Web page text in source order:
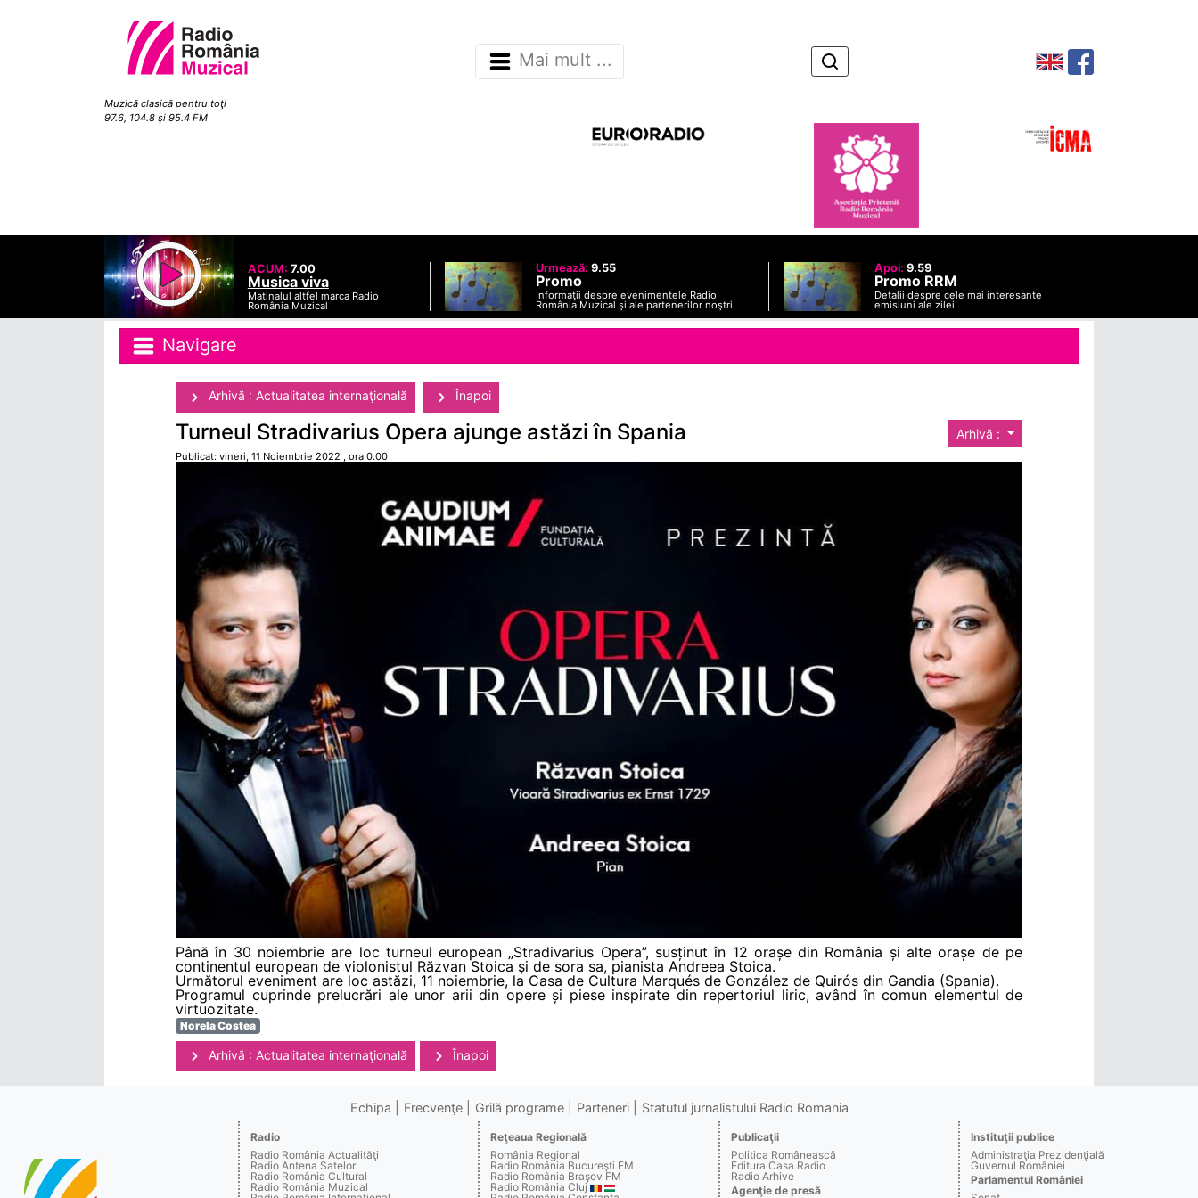
Muzică clasică pentru toţi
97.6, 104.8 şi 95.4 FM
Mai mult ...
ACUM: 7.00
Musica viva
Matinalul altfel marca Radio
România Muzical
Urmează: 9.55
Promo
Informaţii despre evenimentele Radio
România Muzical şi ale partenerilor noştri
Apoi: 9.59
Promo RRM
Detalii despre cele mai interesante
emisiuni ale zilei
Navigare
Arhivă : Actualitatea internaţională Înapoi
Arhivă :
Turneul Stradivarius Opera ajunge astăzi în Spania
Publicat: vineri, 11 Noiembrie 2022 , ora 0.00
Până în 30 noiembrie are loc turneul european „Stradivarius Opera”, susținut în 12 orașe din România și alte orașe de pe
continentul european de violonistul Răzvan Stoica și de sora sa, pianista Andreea Stoica.
Următorul eveniment are loc astăzi, 11 noiembrie, la Casa de Cultura Marqués de González de Quirós din Gandia (Spania).
Programul cuprinde prelucrări ale unor arii din opere și piese inspirate din repertoriul liric, având în comun elementul de
virtuozitate.
Norela Costea
Arhivă : Actualitatea internaţională Înapoi
Echipa Frecvenţe Grilă programe Parteneri Statutul jurnalistului Radio Romania
Radio
Radio România Actualităţi
Radio Antena Satelor
Radio România Cultural
Radio România Muzical
Reţeaua Regională
România Regional
Radio România Bucureşti FM
Radio România Braşov FM
Radio România Cluj
Publicaţii
Politica Românească
Editura Casa Radio
Radio Arhive
Agenţie de presă
Instituţii publice
Administraţia Prezidenţială
Guvernul României
Parlamentul României